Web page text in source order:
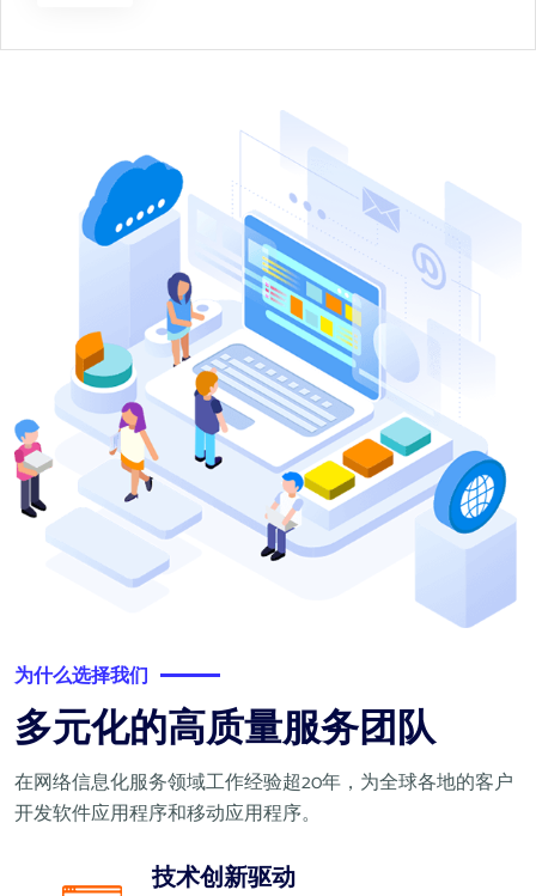
为什么选择我们
多元化的高质量服务团队
在网络信息化服务领域工作经验超20年，为全球各地的客户
开发软件应用程序和移动应用程序。
技术创新驱动